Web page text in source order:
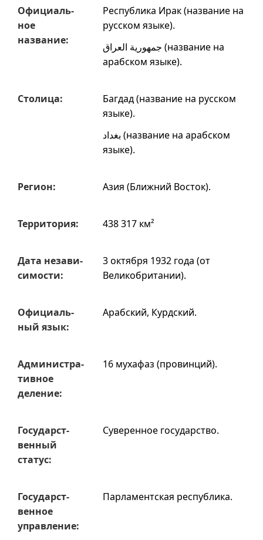
Офи­циаль­
ное
название:
Республика Ирак(название на
русском языке).
جمهورية العراق (название на
арабском языке).
Столица: Багдад(название на русском
языке).
بغداد (название на арабском
языке).
Регион: Азия (Ближний Восток).
Терри­тория: 438 317 км²
Дата незави­
симости:
3 октября 1932 года (от
Великобритании).
Офи­циаль­
ный язык:
Арабский, Курдский.
Админи­стра­
тивное
деле­ние:
16 мухафаз (провинций).
Государст­
венный
статус:
Суверенное государство.
Государст­
венное
управ­ление:
Парламентская республика.